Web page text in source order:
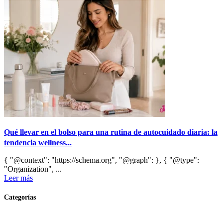
Qué llevar en el bolso para una rutina de autocuidado diaria: la
tendencia wellness...
{ "@context": "https://schema.org", "@graph": }, { "@type":
"Organization", ...
Leer más
Categorías